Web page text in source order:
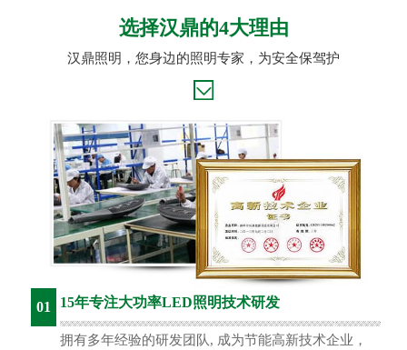
选择汉鼎的4大理由
汉鼎照明，您身边的照明专家，为安全保驾护
01 15年专注大功率LED照明技术研发
拥有多年经验的研发团队, 成为节能高新技术企业，